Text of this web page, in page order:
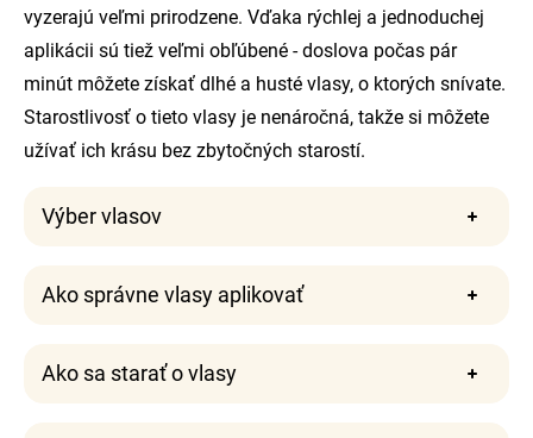
vyzerajú veľmi prirodzene. Vďaka rýchlej a jednoduchej
aplikácii sú tiež veľmi obľúbené - doslova počas pár
minút môžete získať dlhé a husté vlasy, o ktorých snívate.
Starostlivosť o tieto vlasy je nenáročná, takže si môžete
užívať ich krásu bez zbytočných starostí.
Výber vlasov
Ako správne vlasy aplikovať
Ako sa starať o vlasy